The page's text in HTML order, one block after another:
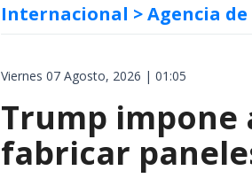
Internacional > Agencia
Viernes 07 Agosto, 2026 | 01:05
Trump impone
fabricar